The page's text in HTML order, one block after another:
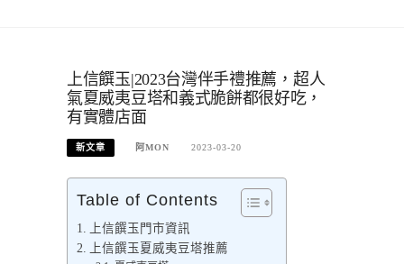
上信饌玉|2023台灣伴手禮推薦，超人
氣夏威夷豆塔和義式脆餅都很好吃，
有實體店面
新文章 阿MON 2023-03-20
Table of Contents
上信饌玉門市資訊
上信饌玉夏威夷豆塔推薦